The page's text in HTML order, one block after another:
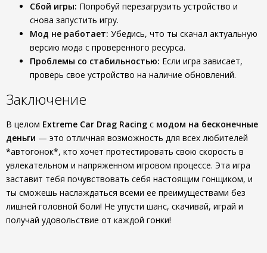
Сбой игры: Попробуй перезагрузить устройство и
снова запустить игру.
Мод не работает: Убедись, что ты скачал актуальную
версию мода с проверенного ресурса.
Проблемы со стабильностью: Если игра зависает,
проверь свое устройство на наличие обновлений.
Заключение
В целом Extreme Car Drag Racing с модом на бесконечные
деньги — это отличная возможность для всех любителей
*автогонок*, кто хочет протестировать свою скорость в
увлекательном и напряженном игровом процессе. Эта игра
заставит тебя почувствовать себя настоящим гонщиком, и
ты сможешь наслаждаться всеми ее преимуществами без
лишней головной боли! Не упусти шанс, скачивай, играй и
получай удовольствие от каждой гонки!